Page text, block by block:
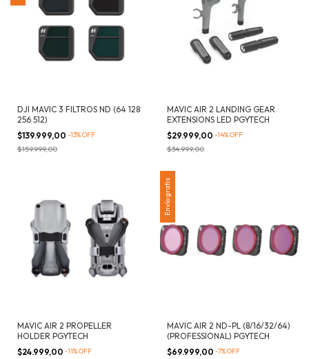
DJI MAVIC 3 FILTROS ND (64 128
256 512)
$139.999,00 -13%OFF
$159.999,00
MAVIC AIR 2 LANDING GEAR
EXTENSIONS LED PGYTECH
$29.999,00 -14%OFF
$34.999,00
MAVIC AIR 2 PROPELLER
HOLDER PGYTECH
$24.999,00 -11%OFF
Envío gratis
MAVIC AIR 2 ND-PL (8/16/32/64)
(PROFESSIONAL) PGYTECH
$69.999,00 -7%OFF